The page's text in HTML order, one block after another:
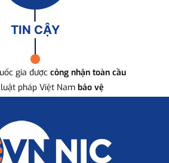
TIN CẬY
gia được công nhận toàn cầu
pháp Việt Nam bảo vệ